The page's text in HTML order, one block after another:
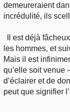
demeureraient
incrédulité, ils
Il est déjà
les hommes, et
Mais il est
qu’elle soit
d’éclairer et de
peut que signifier